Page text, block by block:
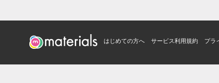
はじめての方へ サービス利用規約 プラ